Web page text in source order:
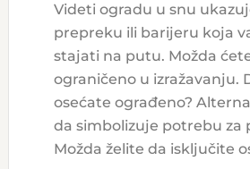
Videti ogradu u snu
prepreku ili barijeru koja
stajati na putu. Možda
ograničeno u izražavanju.
osećate ograđeno?
da simbolizuje potrebu za
Možda želite da isključite